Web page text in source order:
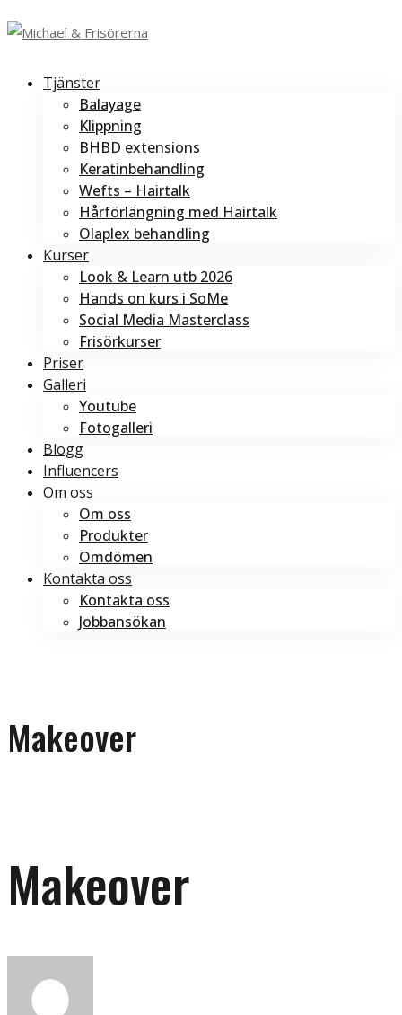
Tjänster
Balayage
Klippning
BHBD extensions
Keratinbehandling
Wefts – Hairtalk
Hårförlängning med Hairtalk
Olaplex behandling
Kurser
Look & Learn utb 2026
Hands on kurs i SoMe
Social Media Masterclass
Frisörkurser
Priser
Galleri
Youtube
Fotogalleri
Blogg
Influencers
Om oss
Om oss
Produkter
Omdömen
Kontakta oss
Kontakta oss
Jobbansökan
Makeover
Makeover